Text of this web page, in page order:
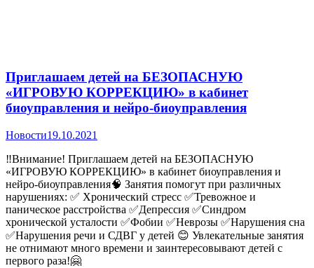
Приглашаем детей на БЕЗОПАСНУЮ
«ИГРОВУЮ КОРРЕКЦИЮ» в кабинет
биоуправления и нейро-биоуправления
Новости19.10.2021
‼Внимание! Приглашаем детей на БЕЗОПАСНУЮ
«ИГРОВУЮ КОРРЕКЦИЮ» в кабинет биоуправления и
нейро-биоуправления🧠 Занятия помогут при различных
нарушениях: ✅ Хронический стресс ✅Тревожное и
паническое расстройства ✅Депрессия ✅Синдром
хронической усталости ✅Фобии ✅Неврозы ✅Нарушения сна
✅Нарушения речи и СДВГ у детей 😊 Увлекательные занятия
не отнимают много времени и заинтересовывают детей с
первого раза!🤗